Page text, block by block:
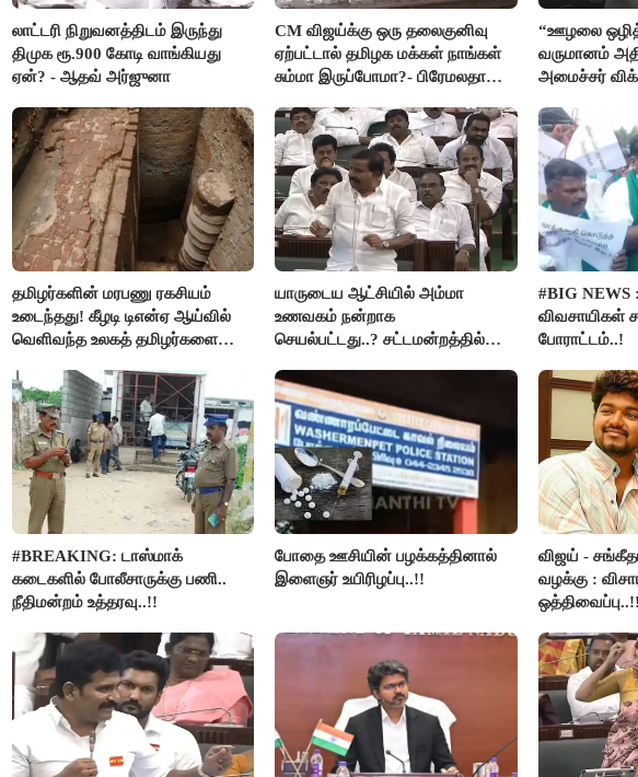
லாட்டரி நிறுவனத்திடம் இருந்து
திமுக ரூ.900 கோடி வாங்கியது
ஏன்? - ஆதவ் அர்ஜுனா
CM விஜய்க்கு ஒரு தலைகுனிவு
ஏற்பட்டால் தமிழக மக்கள் நாங்கள்
சும்மா இருப்போமா?- பிரேமலதா
“ஊழலை
வருமானம்
அமைச்சர்
தமிழர்களின் மரபணு ரகசியம்
உடைந்தது! கீழடி டிஎன்ஏ ஆய்வில்
வெளிவந்த உலகத் தமிழர்களை
யாருடைய ஆட்சியில் அம்மா
உணவகம் நன்றாக
செயல்பட்டது..? சட்டமன்றத்தில்
#BIG NEWS
விவசாயிகள்
போராட்டம்..!
#BREAKING: டாஸ்மாக்
கடைகளில் போலீசாருக்கு பணி..
நீதிமன்றம் உத்தரவு..!!
போதை ஊசியின் பழக்கத்தினால்
இளைஞர் உயிரிழப்பு..!!
விஜய் -
வழக்கு :
ஒத்திவைப்பு..!!